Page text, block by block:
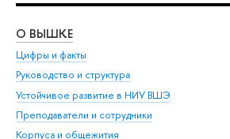
О ВЫШКЕ
Цифры и факты
Руководство и структура
Устойчивое развитие в НИУ ВШЭ
Преподаватели и сотрудники
Корпуса и общежития